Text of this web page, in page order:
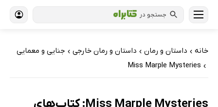
جستجو در
خانه › داستان و رمان › داستان و رمان خارجی › جنایی و معمایی
›
Miss Marple Mysteries